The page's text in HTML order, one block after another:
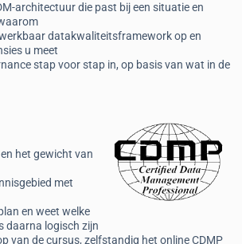
architectuur die past bij een situatie en
datakwaliteitsframework op en
u meet
stap voor stap in, op basis van wat in de
het gewicht van
met
en weet welke
daarna logisch zijn
van de cursus, zelfstandig het online CDMP